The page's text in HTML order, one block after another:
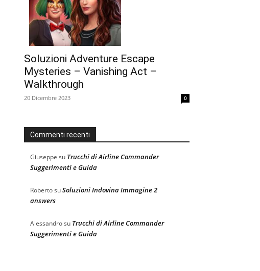
Soluzioni Adventure Escape
Mysteries – Vanishing Act –
Walkthrough
20 Dicembre 2023 0
Commenti recenti
Giuseppe su Trucchi di Airline Commander
Suggerimenti e Guida
RobertosuSoluzioni Indovina Immagine 2
answers
Alessandrosu Trucchi di Airline Commander
Suggerimenti e Guida